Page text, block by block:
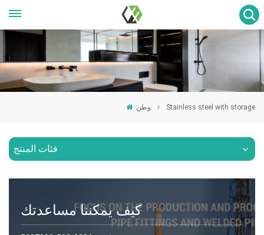
وطن Stainless steel with storage
فئات المنتج
كيف يمكننا مساعدتك